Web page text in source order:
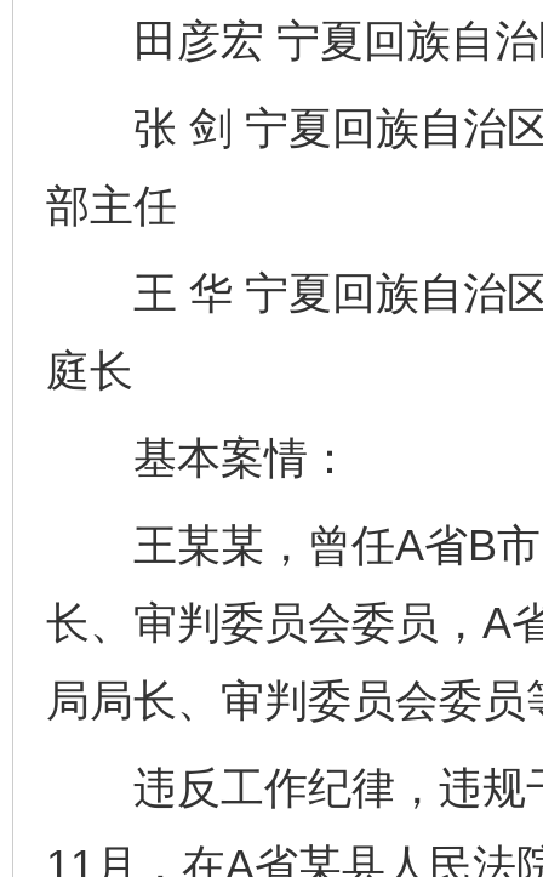
田彦宏 宁夏回族自治
张 剑 宁夏回族自治区
部主任
王 华 宁夏回族自治区
庭长
基本案情：
王某某，曾任A省B市
长、审判委员会委员，A
局局长、审判委员会委员
违反工作纪律，违规
11月，在A省某县人民法